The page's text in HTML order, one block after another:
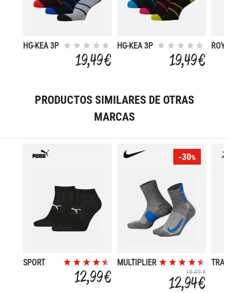
HG-KEA 3P
19,49 €
HG-KEA 3P
19,49 €
ROY
PRODUCTOS SIMILARES DE OTRAS
MARCAS
SPORT
12,99 €
-30%
MULTIPLIER
18,49 €
12,94 €